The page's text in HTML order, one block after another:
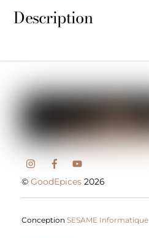
Description
©GoodEpices 2026
ConceptionSESAME Informatique